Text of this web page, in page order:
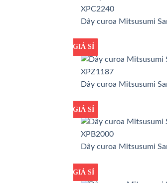
Dây curoa Mitsusumi
GIÁ TỐT
GIÁ SỈ
Dây curoa Mitsusumi
GIÁ TỐT
GIÁ SỈ
Dây curoa Mitsusumi
GIÁ TỐT
GIÁ SỈ